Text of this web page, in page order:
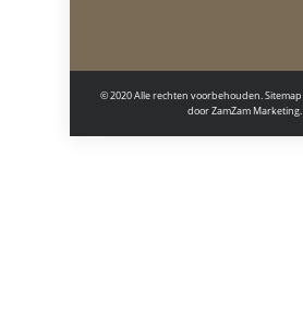
© 2020 Alle rechten voorbehouden.Sitemap
doorZamZam Marketing.